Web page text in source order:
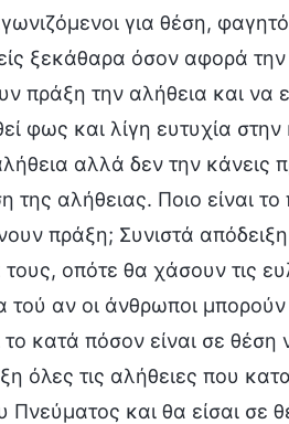
για θέση,
ξεκάθαρα όσον αφορά
πράξη την αλήθεια και να
φως και λίγη ευτυχία
αλλά δεν την κάνεις
της αλήθειας. Ποιο είναι
πράξη; Συνιστά
οπότε θα χάσουν τις
αν οι άνθρωποι
το κατά πόσον είναι σε
όλες τις αλήθειες που
Πνεύματος και θα είσαι σε